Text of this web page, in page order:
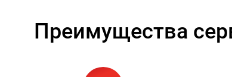
Преимущества